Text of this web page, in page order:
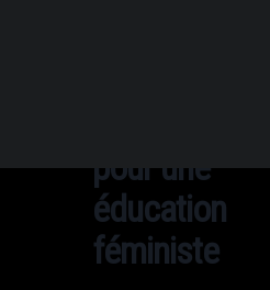
pour une
éducation
féministe